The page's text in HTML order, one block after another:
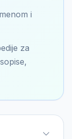
i
za